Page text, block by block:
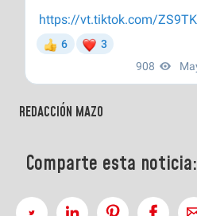
REDACCIÓN MAZO
Comparte esta noticia: